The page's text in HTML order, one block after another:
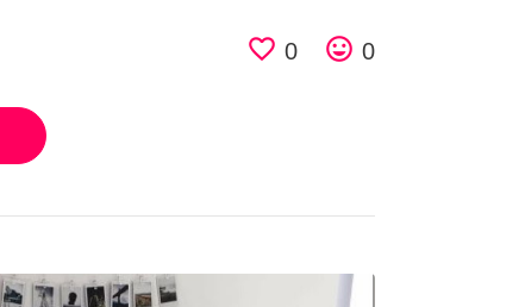
favorite_border 0 tag_faces 0